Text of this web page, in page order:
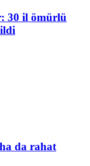
30 il ömürlü
da rahat